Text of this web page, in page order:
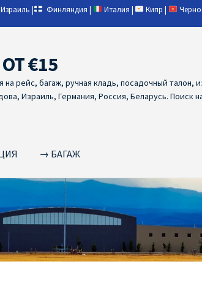
Израиль | Финляндия | Италия | Кипр |
€15
рейс, багаж, ручная кладь, посадочный
Израиль, Германия, Россия, Беларусь. Поиск
→ БАГАЖ
Ryanair Германия
Ryanair из Вильнюса Ryanair из
ТАЛЛИНАRyanair из ТампереRYANAIR ИЗ